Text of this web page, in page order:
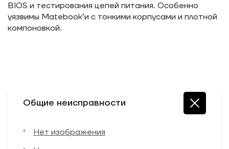
BIOS и тестирования цепей питания. Особенно
уязвимы Matebook’и с тонкими корпусами и плотной
компоновкой.
Общие неисправности
Нет изображения